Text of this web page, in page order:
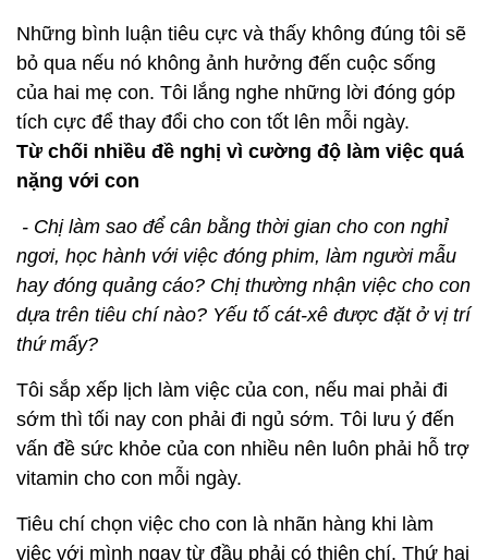
Những bình luận tiêu cực và thấy không đúng tôi sẽ
bỏ qua nếu nó không ảnh hưởng đến cuộc sống
của hai mẹ con. Tôi lắng nghe những lời đóng góp
tích cực để thay đổi cho con tốt lên mỗi ngày.
Từ chối nhiều đề nghị vì cường độ làm việc quá
nặng với con
- Chị làm sao để cân bằng thời gian cho con nghỉ
ngơi, học hành với việc đóng phim, làm người mẫu
hay đóng quảng cáo? Chị thường nhận việc cho con
dựa trên tiêu chí nào? Yếu tố cát-xê được đặt ở vị trí
thứ mấy?
Tôi sắp xếp lịch làm việc của con, nếu mai phải đi
sớm thì tối nay con phải đi ngủ sớm. Tôi lưu ý đến
vấn đề sức khỏe của con nhiều nên luôn phải hỗ trợ
vitamin cho con mỗi ngày.
Tiêu chí chọn việc cho con là nhãn hàng khi làm
việc với mình ngay từ đầu phải có thiện chí. Thứ hai